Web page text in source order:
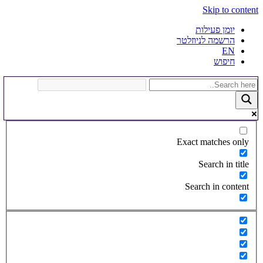
Skip to content
יומן פעילות
הרשמה לניוזלטר
EN
חיפוש
Exact matches only
Search in title
Search in content